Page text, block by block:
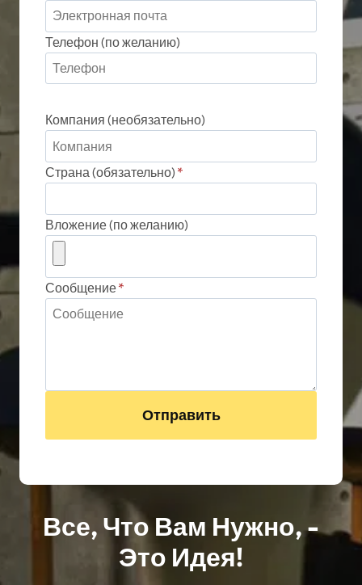
Телефон (по желанию)
Компания (необязательно)
Страна (обязательно) *
Вложение (по желанию)
Сообщение*
Отправить
Все, Что Вам Нужно, -
Это Идея!